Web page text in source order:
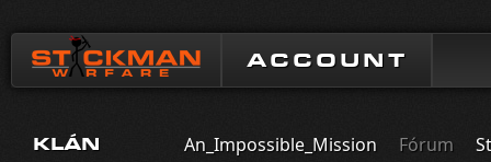
ACCOUNT
KLÁN An_Impossible_Mission Fórum